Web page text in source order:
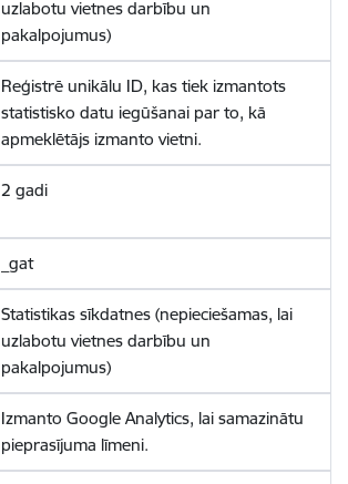
uzlabotu vietnes darbību un
pakalpojumus)
Reģistrē unikālu ID, kas tiek izmantots
statistisko datu iegūšanai par to, kā
apmeklētājs izmanto vietni.
2 gadi
_gat
Statistikas sīkdatnes (nepieciešamas, lai
uzlabotu vietnes darbību un
pakalpojumus)
Izmanto Google Analytics, lai samazinātu
pieprasījuma līmeni.